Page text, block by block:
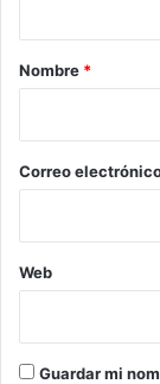
r
*
Nombre *
Correo
Web
Guardar mi